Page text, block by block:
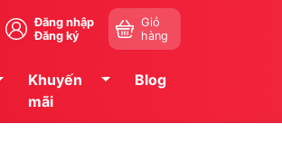
Đăng nhập
Đăng ký
Giỏ
hàng
Khuyến
mãi
Blog